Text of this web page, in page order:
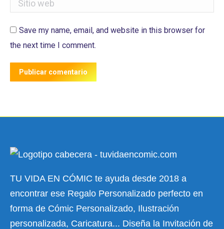
Save my name, email, and website in this browser for
the next time I comment.
Publicar comentario
TU VIDA EN CÓMIC te ayuda desde 2018 a
encontrar ese Regalo Personalizado perfecto en
forma de Cómic Personalizado, Ilustración
personalizada, Caricatura... Diseña la Invitación de